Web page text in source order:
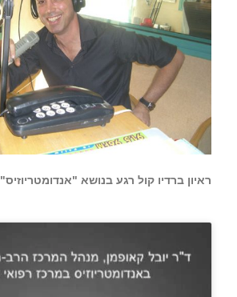
ראיון ברדיו קול רגע בנושא "אנדומטריוזיס"